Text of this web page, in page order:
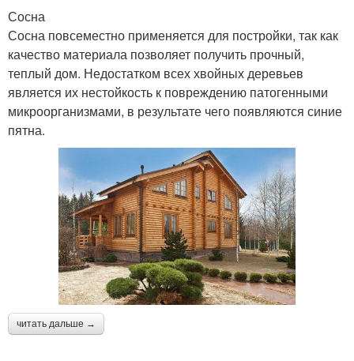
Сосна
Сосна повсеместно применяется для постройки, так как
качество материала позволяет получить прочный,
теплый дом. Недостатком всех хвойных деревьев
является их нестойкость к повреждению патогенными
микроорганизмами, в результате чего появляются синие
пятна.
читать дальше →